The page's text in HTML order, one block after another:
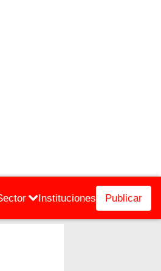
Instituciones Publicar